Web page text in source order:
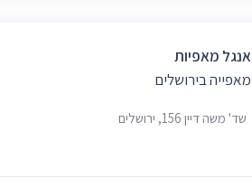
אנגל מאפיות
מאפייה בירושלים
שד' משה דיין 156, ירושלים